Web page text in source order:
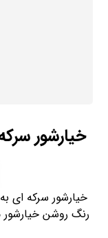
خیارشور
خیارشور سرکه ای
رنگ روشن